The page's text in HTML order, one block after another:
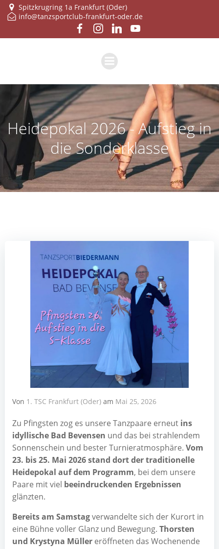
Zum
Inhalt
springen
Spitzkrugring 1a Frankfurt (Oder)
info@tanzsportclub-frankfurt-oder.de
Heidepokal 2026 - Aufstieg in
die Sonderklasse
Von 1. TSC Frankfurt (Oder) am Mai 25, 2026
Zu Pfings­ten zog es unse­re Tanz­paa­re erneut ins
idyl­li­sche Bad Beven­sen und das bei strah­len­dem
Son­nen­schein und bes­ter Tur­nier­at­mo­sphä­re. Vom
23. bis 25. Mai 2026 stand dort der tra­di­tio­nel­le
Hei­de­po­kal auf dem Pro­gramm, bei dem unse­re
Paa­re mit viel beein­dru­cken­den Ergeb­nis­sen
glänzten.
Bereits am Sams­tagver­wan­del­te sich der Kur­ort in
eine Büh­ne vol­ler Glanz und Bewe­gung. Thors­ten
und Kry­sty­na Mül­ler eröff­ne­ten das Wochen­en­de